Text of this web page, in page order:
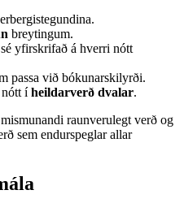
breytingum.
sé yfirskrifað á hverri nótt
passa við bókunarskilyrði.
nótt íheildarverð dvalar.
raunverulegt verð og
sem endurspeglar allar